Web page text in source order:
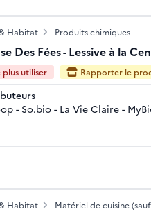
Habitat Produits chimiques
Des Fées - Lessive à la
plus utiliser Rapporter le
- So.bio - La Vie Claire -
Habitat Matériel de cuisine